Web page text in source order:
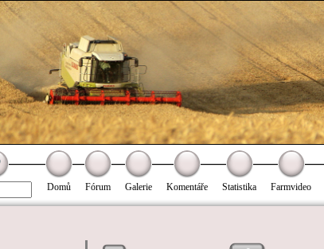
Domů Fórum Galerie Komentáře Statistika Farmvideo